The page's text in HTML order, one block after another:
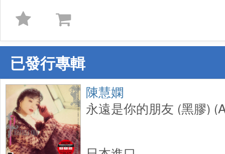
已發行專輯
陳慧嫻
永遠是你的朋友 (黑膠)